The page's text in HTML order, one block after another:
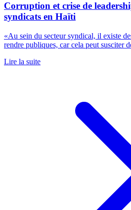
Corruption et crise de
syndicats en Haïti
«Au sein du secteur syndical, il existe
rendre publiques, car cela peut susciter
Lire la suite